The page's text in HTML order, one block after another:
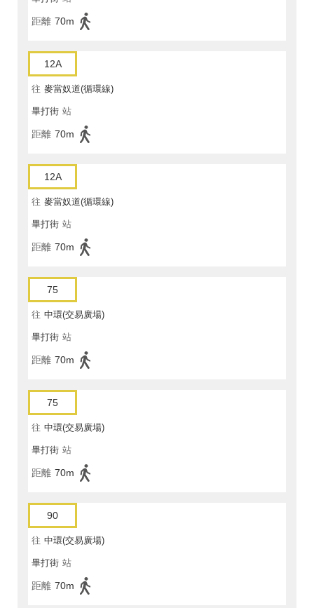
距離 70m
12A
往 麥當奴道(循環線)
畢打街 站
距離 70m
12A
往 麥當奴道(循環線)
畢打街 站
距離 70m
75
往 中環(交易廣場)
畢打街 站
距離 70m
75
往 中環(交易廣場)
畢打街 站
距離 70m
90
往 中環(交易廣場)
畢打街 站
距離 70m